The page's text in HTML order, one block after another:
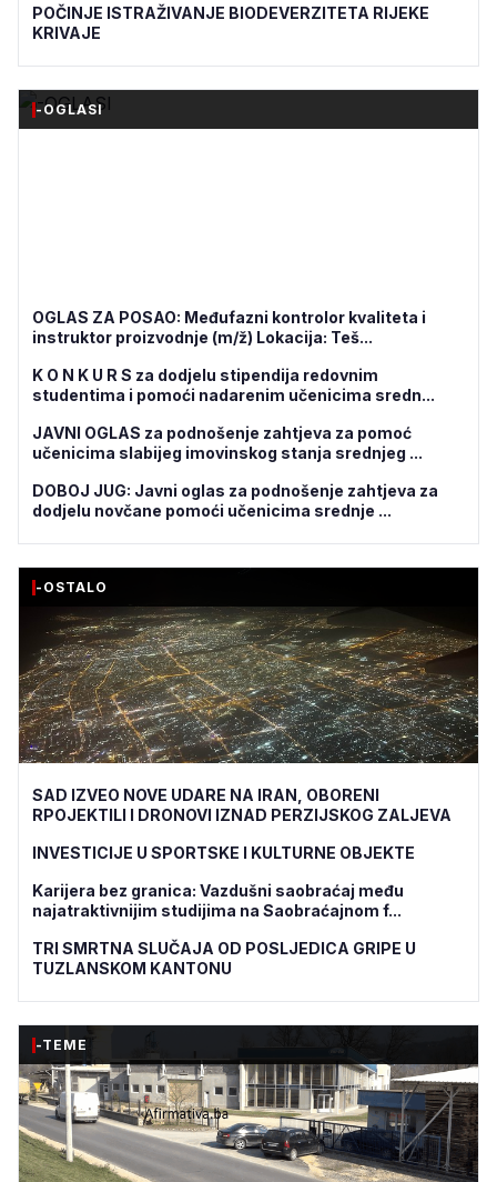
POČINJE ISTRAŽIVANJE BIODEVERZITETA RIJEKE
KRIVAJE
-OGLASI
OGLAS ZA POSAO: Međufazni kontrolor kvaliteta i
instruktor proizvodnje (m/ž) Lokacija: Teš...
K O N K U R S za dodjelu stipendija redovnim
studentima i pomoći nadarenim učenicima sredn...
JAVNI OGLAS za podnošenje zahtjeva za pomoć
učenicima slabijeg imovinskog stanja srednjeg ...
DOBOJ JUG: Javni oglas za podnošenje zahtjeva za
dodjelu novčane pomoći učenicima srednje ...
-OSTALO
SAD IZVEO NOVE UDARE NA IRAN, OBORENI
RPOJEKTILI I DRONOVI IZNAD PERZIJSKOG ZALJEVA
INVESTICIJE U SPORTSKE I KULTURNE OBJEKTE
Karijera bez granica: Vazdušni saobraćaj među
najatraktivnijim studijima na Saobraćajnom f...
TRI SMRTNA SLUČAJA OD POSLJEDICA GRIPE U
TUZLANSKOM KANTONU
-TEME